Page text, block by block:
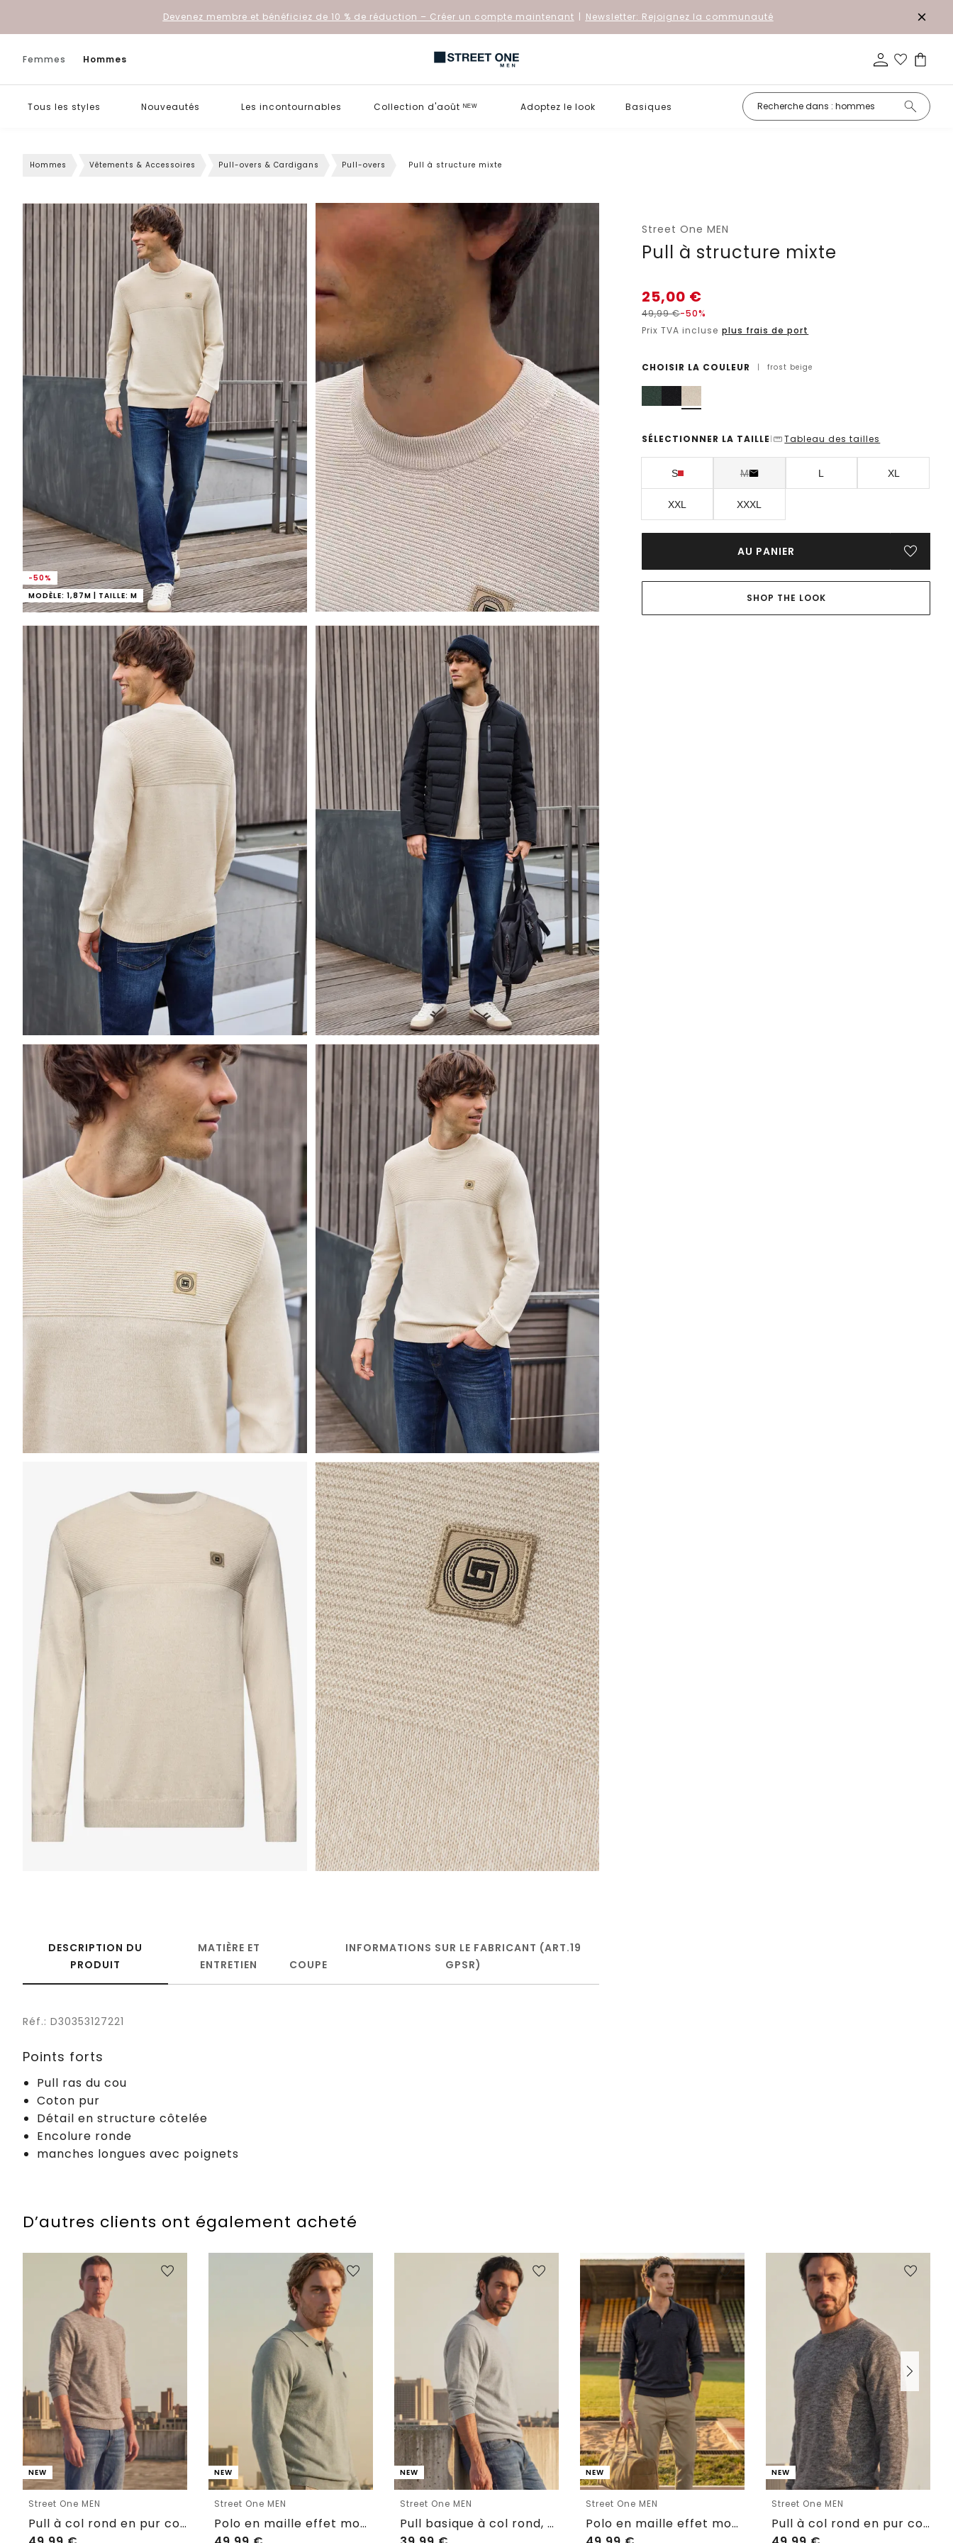
Devenez membre et bénéficiez de 10 % de réduction – Créer un compte maintenant | Newsletter: Rejoignez la communauté
Femmes Hommes
Tous les styles Nouveautés Les incontournables Collection d'août ᴺᴱᵂ Adoptez le look Basiques Petits prix
Hommes Vêtements & Accessoires Pull-overs & Cardigans Pull-overs Pull à structure mixte
-50%
MODÈLE: 1,87M | TAILLE: M
Street One MEN
Pull à structure mixte
25,00 €
49,99€-50%
Prix TVA incluse plus frais de port
CHOISIR LA COULEUR | frost beige
SÉLECTIONNER LA TAILLE | Tableau des tailles
S M L XL
XXL XXXL
AU PANIER
SHOP THE LOOK
DESCRIPTION DU
PRODUIT
MATIÈRE ET
ENTRETIEN
COUPE
INFORMATIONS SUR LE FABRICANT (ART.19
GPSR)
Réf.: D30353127221
Points forts
Pull ras du cou
Coton pur
Détail en structure côtelée
Encolure ronde
manches longues avec poignets
D’autres clients ont également acheté
NEW
Street One MEN
Pull à col rond en pur coton
NEW
Street One MEN
Polo en maille effet mouliné
NEW
Street One MEN
Pull basique à col rond, couleur unie
NEW
Street One MEN
Polo en maille effet mouliné
NEW
Street One MEN
Pull à col rond en pur coton